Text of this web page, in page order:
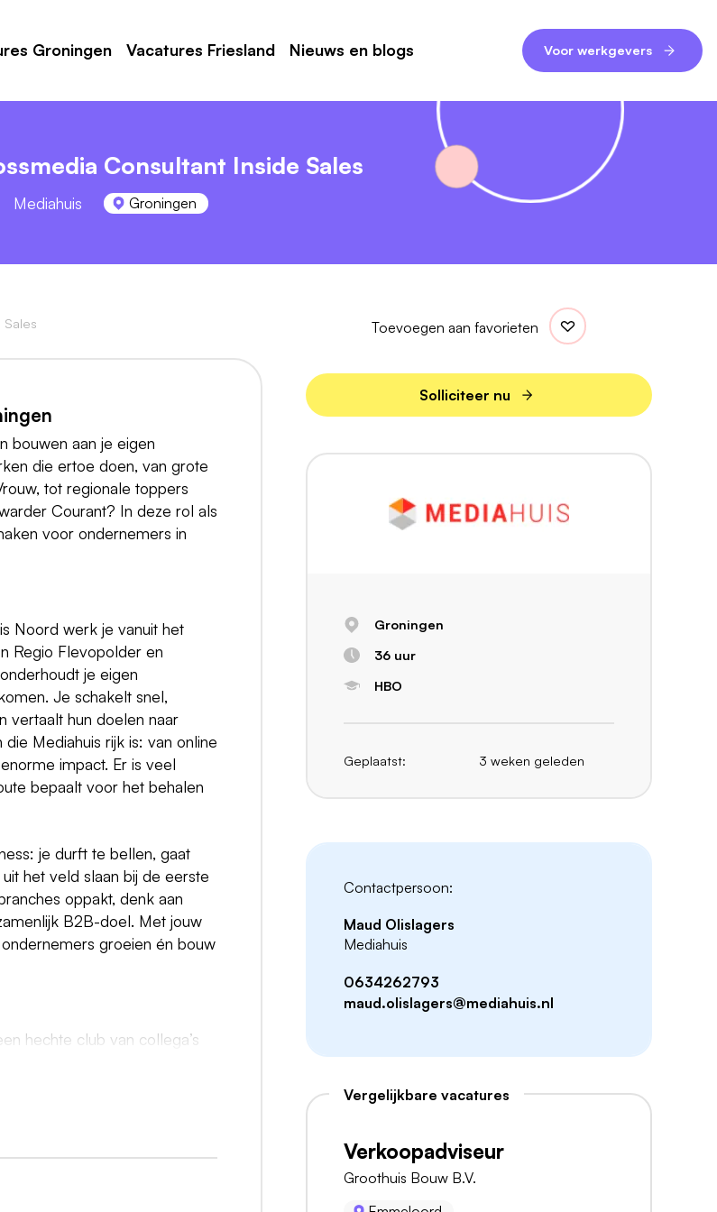
Groningen Vacatures Friesland Nieuws en blogs Voor werkgevers
Consultant Inside Sales
Mediahuis Groningen
bouwen aan je eigen
die ertoe doen, van grote
tot regionale toppers
Courant? In deze rol als
voor ondernemers in
Noord werk je vanuit het
Regio Flevopolder en
je eigen
Je schakelt snel,
vertaalt hun doelen naar
Mediahuis rijk is: van online
impact. Er is veel
bepaalt voor het behalen
je durft te bellen, gaat
het veld slaan bij de eerste
oppakt, denk aan
B2B-doel. Met jouw
groeien én bouw
hechte club van collega’s
De sfeer is informeel,
Toevoegen aan favorieten
Solliciteer nu
Groningen
36 uur
HBO
Geplaatst: 3 weken geleden
Contactpersoon:
Maud Olislagers
Mediahuis
0634262793
maud.olislagers@mediahuis.nl
Vergelijkbare vacatures
Verkoopadviseur
Groothuis Bouw B.V.